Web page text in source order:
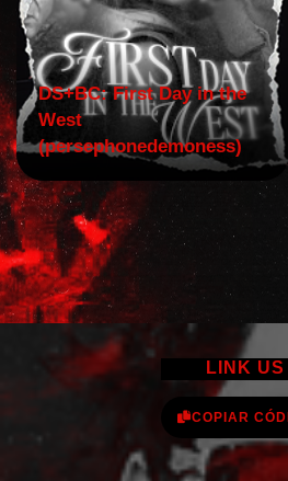
DS+BC: First Day in the
West
(persephonedemoness)
LINK US
COPIAR